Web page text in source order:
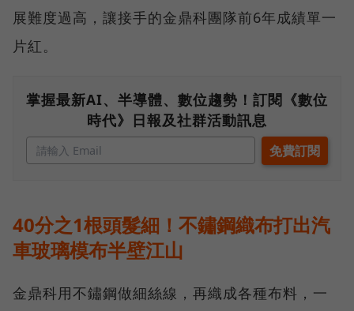
展難度過高，讓接手的金鼎科團隊前6年成績單一
片紅。
掌握最新AI、半導體、數位趨勢！訂閱《數位
時代》日報及社群活動訊息
40分之1根頭髮細！不鏽鋼織布打出汽
車玻璃模布半壁江山
金鼎科用不鏽鋼做細絲線，再織成各種布料，一